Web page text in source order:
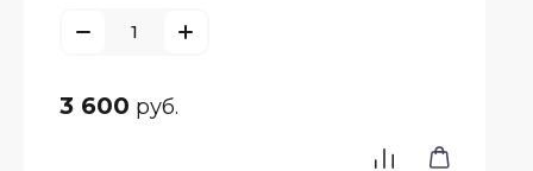
3 600 руб.